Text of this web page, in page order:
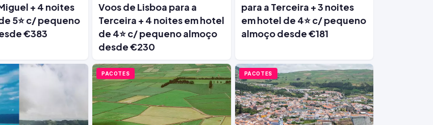
+ 4 noites
5⭐ c/ pequeno
€383
Voos de Lisboa para a
Terceira + 4 noites em hotel
de 4⭐ c/ pequeno almoço
desde €230
para a Terceira + 3 noites
em hotel de 4⭐ c/ pequeno
almoço desde €181
PACOTES PACOTES